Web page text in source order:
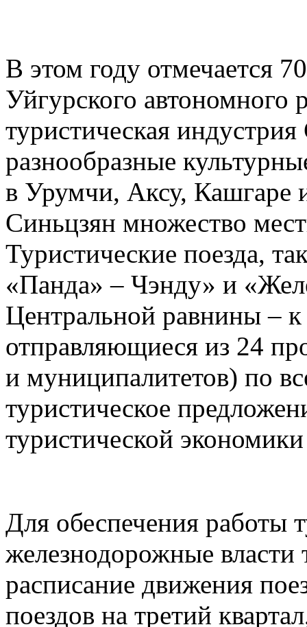
В этом году отмечается
Уйгурского автономного
туристическая
разнообразные
в Урумчи, Аксу, Кашгаре
Синьцзян множество
Туристические поезда,
«Панда» – Чэнду» и
Центральной равнины –
отправляющиеся из 24
и муниципалитетов) по
туристическое
туристической
Для обеспечения работы
железнодорожные власти
расписание движения
поездов на третий